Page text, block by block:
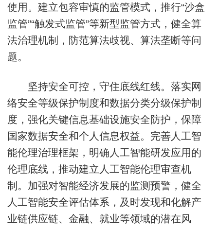
使用。建立包容审慎的监管模式，推行“沙盒
监管”“触发式监管”等新型监管方式，健全算
法治理机制，防范算法歧视、算法垄断等问
题。
坚持安全可控，守住底线红线。落实网
络安全等级保护制度和数据分类分级保护制
度，强化关键信息基础设施安全防护，保障
国家数据安全和个人信息权益。完善人工智
能伦理治理框架，明确人工智能研发应用的
伦理底线，推动建立人工智能伦理审查机
制。加强对智能经济发展的监测预警，健全
人工智能安全评估体系，及时发现和化解产
业链供应链、金融、就业等领域的潜在风